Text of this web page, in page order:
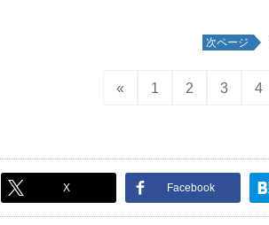
次ページ
« 1 2 3 4
X Facebook